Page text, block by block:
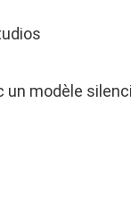
un modèle